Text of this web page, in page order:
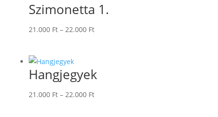
Szimonetta 1.
21.000 Ft – 22.000 FtÁrtartomány:
Hangjegyek
21.000 Ft – 22.000 FtÁrtartomány: